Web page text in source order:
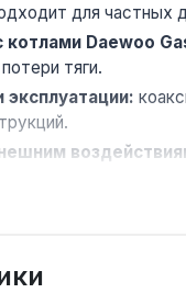
для частных
Daewoo
тяги.
эксплуатации:
вентиляционных